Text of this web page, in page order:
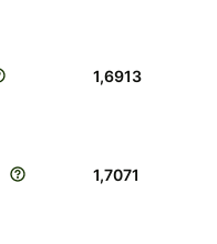
1,6913
1,7071